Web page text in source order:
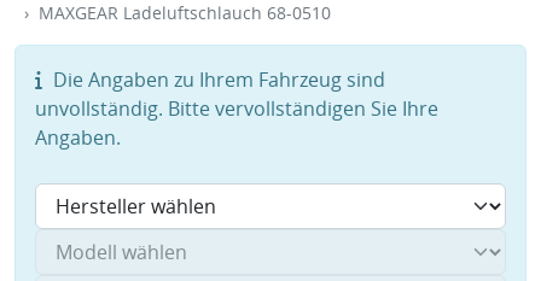
MAXGEAR Ladeluftschlauch 68-0510
Die Angaben zu Ihrem Fahrzeug sind
unvollständig. Bitte vervollständigen Sie Ihre
Angaben.